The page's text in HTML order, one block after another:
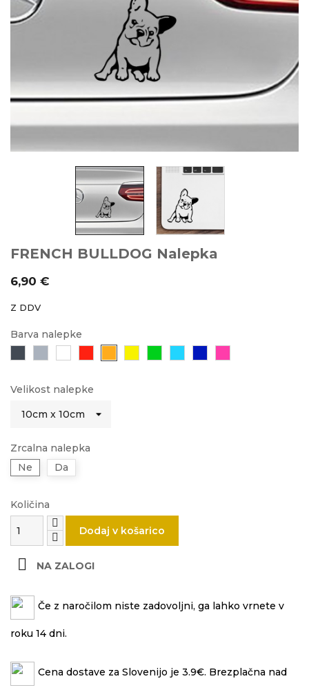
FRENCH BULLDOG Nalepka
6,90 €
Z DDV
Barva nalepke
modra
Velikost nalepke
Zrcalna nalepka
Ne
Da
Količina
Dodaj v košarico
 NA ZALOGI
Če z naročilom niste zadovoljni, ga lahko vrnete v
roku 14 dni.
Cena dostave za Slovenijo je 3.9€. Brezplačna nad